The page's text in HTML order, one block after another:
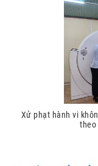
Xử phạt hành vi
theo